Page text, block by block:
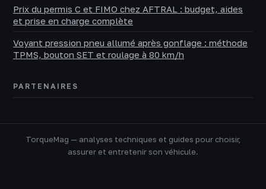
Prix du permis C et FIMO chez AFTRAL : budget, aides
et prise en charge complète
Voyant pression pneu allumé après gonflage : méthode
TPMS, bouton SET et roulage à 80 km/h
PARTENAIRES
TorqueMag — analyses techniques et guides pour choisir,
assurer et entretenir son véhicule.